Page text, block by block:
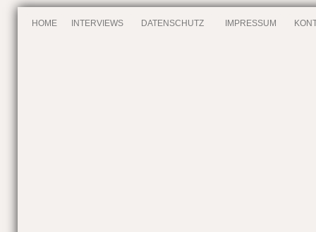
HOME INTERVIEWS DATENSCHUTZ IMPRESSUM